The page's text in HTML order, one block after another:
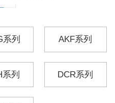
系列 AKF系列
系列 DCR系列